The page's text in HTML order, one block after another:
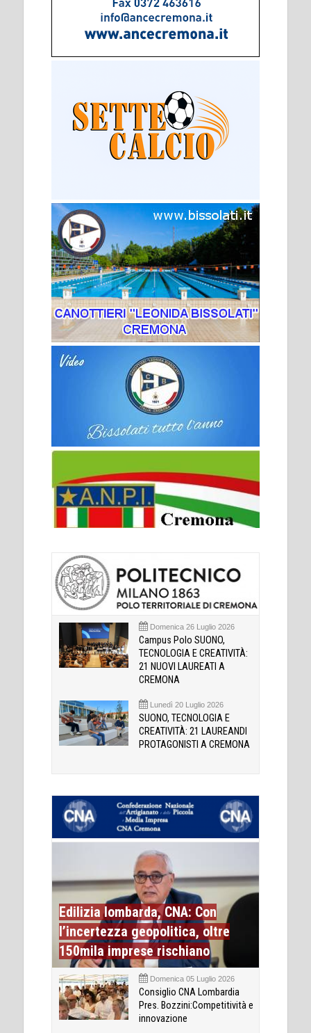
Domenica 26 Luglio 2026
Campus Polo SUONO,
TECNOLOGIA E CREATIVITÀ:
21 NUOVI LAUREATI A
CREMONA
Lunedì 20 Luglio 2026
SUONO, TECNOLOGIA E
CREATIVITÀ: 21 LAUREANDI
PROTAGONISTI A CREMONA
Edilizia lombarda, CNA: Con
l’incertezza geopolitica, oltre
150mila imprese rischiano
Domenica 05 Luglio 2026
Consiglio CNA Lombardia
Pres. Bozzini:Competitività e
innovazione